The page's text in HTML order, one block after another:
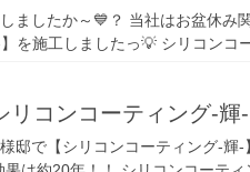
ましたか～💙？ 当社はお盆休み
を施工しましたっ💡 シリコン
コンコーティング-輝-
邸で【シリコンコーティング-輝